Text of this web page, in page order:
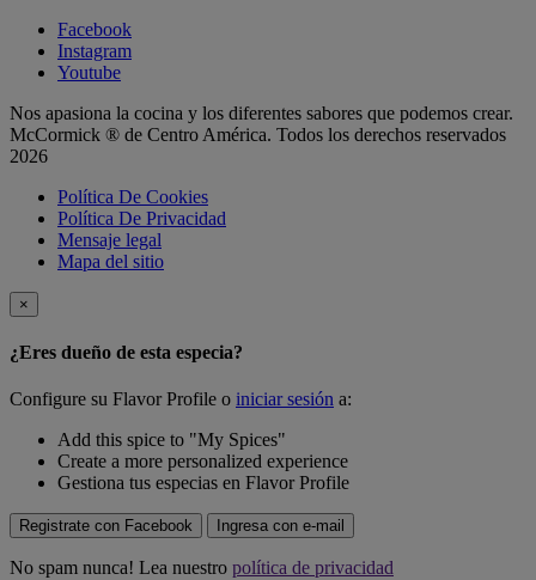
Facebook
Instagram
Youtube
Nos apasiona la cocina y los diferentes sabores que podemos crear.
McCormick ® de Centro América. Todos los derechos reservados
2026
Política De Cookies
Política De Privacidad
Mensaje legal
Mapa del sitio
×
¿Eres dueño de esta especia?
Configure su Flavor Profile o iniciar sesión a:
Add this spice to "My Spices"
Create a more personalized experience
Gestiona tus especias en Flavor Profile
Registrate con Facebook Ingresa con e-mail
No spam nunca! Lea nuestro política de privacidad